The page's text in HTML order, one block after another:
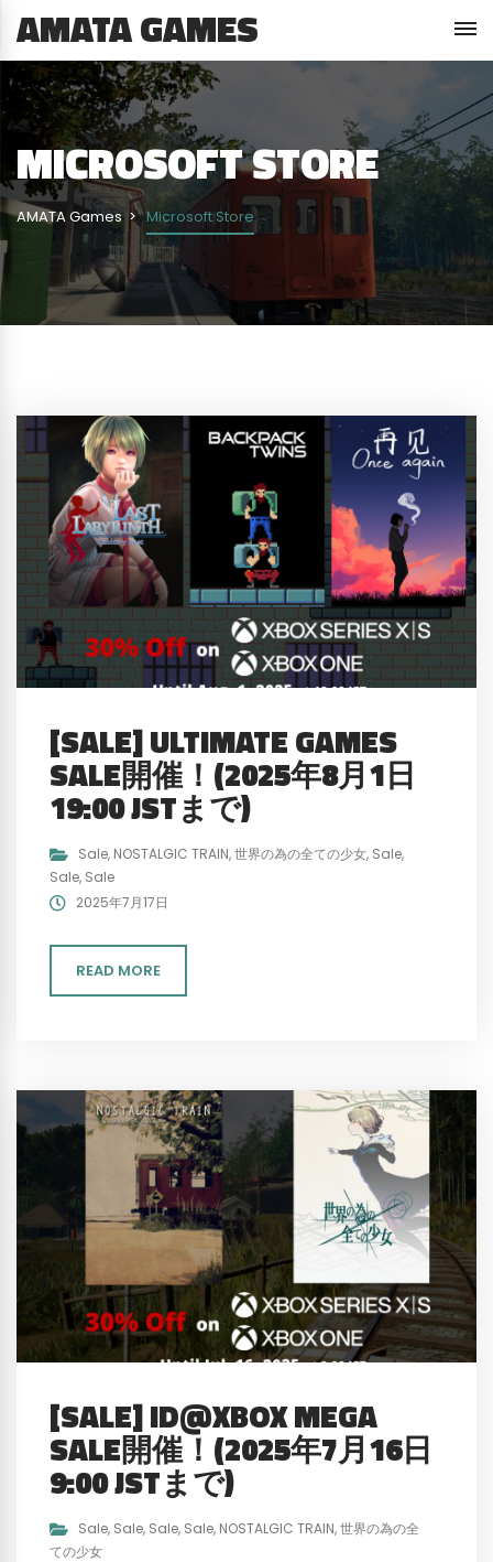
AMATA GAMES
MICROSOFT STORE
AMATA Games Microsoft Store
[SALE] ULTIMATE GAMES
SALE開催！(2025年8月1日
19:00 JSTまで)
Sale, NOSTALGIC TRAIN,世界の為の全ての少女, Sale,
Sale, Sale
2025年7月17日
READ MORE
[SALE] ID@XBOX MEGA
SALE開催！(2025年7月16日
9:00 JSTまで)
Sale, Sale, Sale, Sale, NOSTALGIC TRAIN,世界の為の全
ての少女